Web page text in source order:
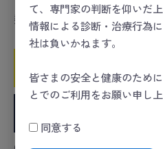
て、専門家の判断を仰いだ
情報による診断・治療行為
社は負いかねます。
皆さまの安全と健康のため
とでのご利用をお願い申し上
同意する
数量